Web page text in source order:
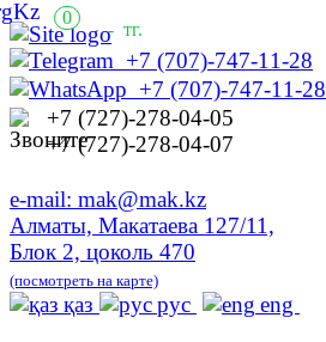
+7 (707)-747-11-28
+7 (707)-747-11-28
+7 (727)-278-04-05
+7 (727)-278-04-07
e-mail: mak@mak.kz
Алматы, Макатаева 127/11,
Блок 2, цоколь 470
(посмотреть на карте)
рус
қаз eng
0
- тг.